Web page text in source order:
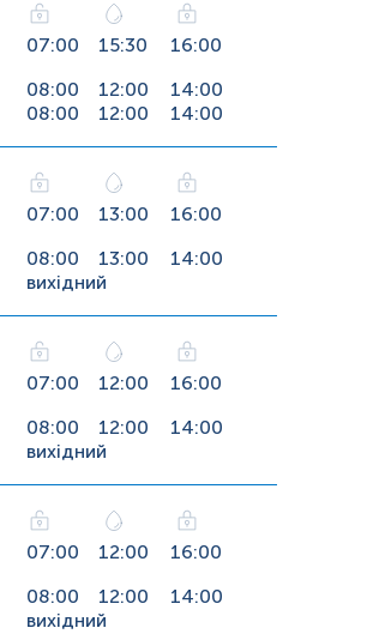
07:00 15:30 16:00
08:00 12:00 14:00
08:00 12:00 14:00
07:00 13:00 16:00
08:00 13:00 14:00
вихідний
07:00 12:00 16:00
08:00 12:00 14:00
вихідний
07:00 12:00 16:00
08:00 12:00 14:00
вихідний